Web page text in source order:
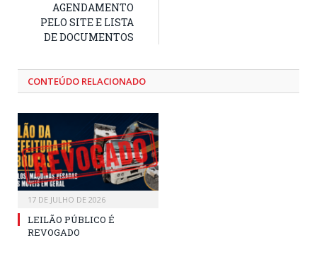
AGENDAMENTO
PELO SITE E LISTA
DE DOCUMENTOS
CONTEÚDO RELACIONADO
17 DE JULHO DE 2026
LEILÃO PÚBLICO É
REVOGADO